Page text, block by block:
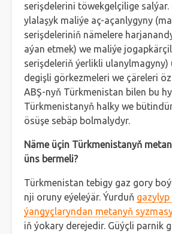
serişdelerini töwekgelçilige salýar.
ylalaşyk maliýe aç-açanlygyny
serişdeleriniň nämelere
aýan etmek) we maliýe
serişdeleriň ýerlikli ulanylmagyny)
degişli görkezmeleri we çäreleri
ABŞ-nyň Türkmenistan bilen bu
Türkmenistanyň halky we
ösüşe sebäp bolmalydyr.
Näme üçin Türkmenistanyň
üns bermeli?
Türkmenistan tebigy gaz gory
nji oruny eýeleýär. Ýurduň gazylyp
ýangyçlaryndan metanyň
iň ýokary derejedir. Güýçli parnik